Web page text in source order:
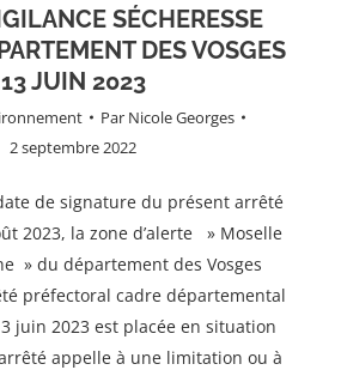
SÉCHERESSE
DES VOSGES
13 JUIN 2023
Par Nicole Georges
2 septembre 2022
de signature du présent arrêté
2023, la zone d’alerte » Moselle
» du département des Vosges
préfectoral cadre départemental
juin 2023 est placée en situation
appelle à une limitation ou à